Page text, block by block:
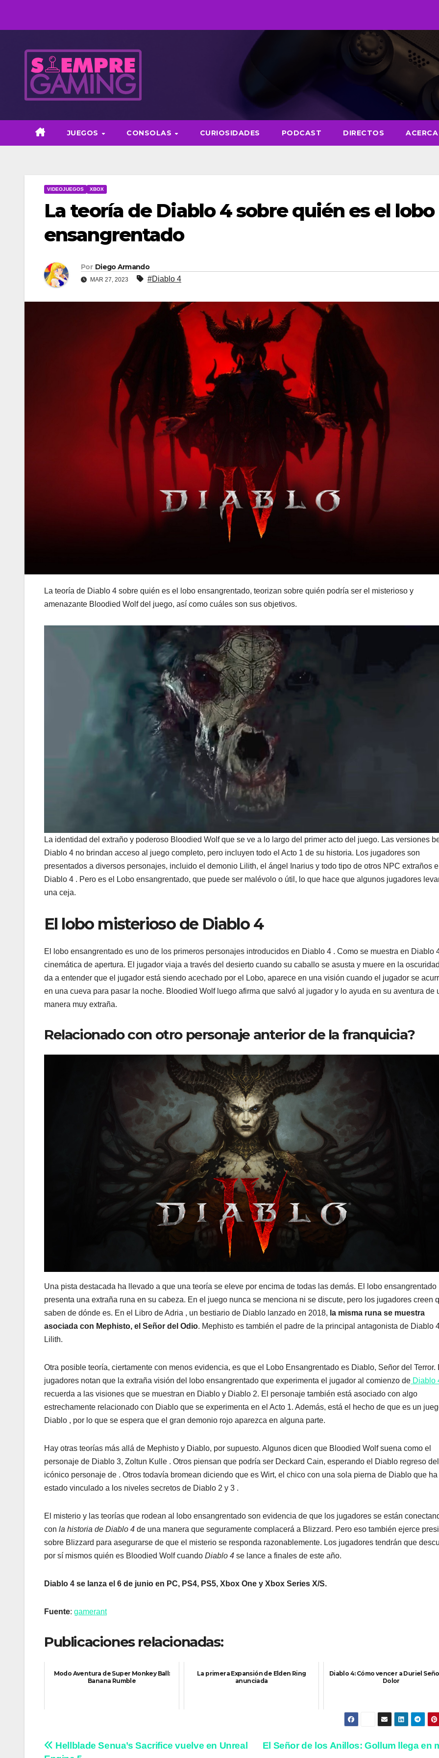
JUEGOS CONSOLAS CURIOSIDADES PODCAST DIRECTOS
VIDEOJUEGOS XBOX
La teoría de Diablo 4 sobre quién es el lobo
ensangrentado
Por Diego Armando
MAR 27, 2023 #Diablo 4
La teoría de Diablo 4 sobre quién es el lobo ensangrentado, teorizan sobre quién podría ser el misterioso y
amenazante Bloodied Wolf del juego, así como cuáles son sus objetivos.
La identidad del extraño y poderoso Bloodied Wolf que se ve a lo largo del primer acto del juego. Las versiones
Diablo 4 no brindan acceso al juego completo, pero incluyen todo el Acto 1 de su historia. Los jugadores son
presentados a diversos personajes, incluido el demonio Lilith, el ángel Inarius y todo tipo de otros NPC extraños
Diablo 4 . Pero es el Lobo ensangrentado, que puede ser malévolo o útil, lo que hace que algunos jugadores
una ceja.
El lobo misterioso de Diablo 4
El lobo ensangrentado es uno de los primeros personajes introducidos en Diablo 4 . Como se muestra en Diablo
cinemática de apertura. El jugador viaja a través del desierto cuando su caballo se asusta y muere en la
da a entender que el jugador está siendo acechado por el Lobo, aparece en una visión cuando el jugador se
en una cueva para pasar la noche. Bloodied Wolf luego afirma que salvó al jugador y lo ayuda en su aventura de
manera muy extraña.
Relacionado con otro personaje anterior de la franquicia?
Una pista destacada ha llevado a que una teoría se eleve por encima de todas las demás. El lobo ensangrentado
presenta una extraña runa en su cabeza. En el juego nunca se menciona ni se discute, pero los jugadores creen
saben de dónde es. En el Libro de Adria , un bestiario de Diablo lanzado en 2018, la misma runa se muestra
asociada con Mephisto, el Señor del Odio. Mephisto es también el padre de la principal antagonista de Diablo
Lilith.
Otra posible teoría, ciertamente con menos evidencia, es que el Lobo Ensangrentado es Diablo, Señor del Terror.
jugadores notan que la extraña visión del lobo ensangrentado que experimenta el jugador al comienzo de Diablo
recuerda a las visiones que se muestran en Diablo y Diablo 2. El personaje también está asociado con algo
estrechamente relacionado con Diablo que se experimenta en el Acto 1. Además, está el hecho de que es un
Diablo , por lo que se espera que el gran demonio rojo aparezca en alguna parte.
Hay otras teorías más allá de Mephisto y Diablo, por supuesto. Algunos dicen que Bloodied Wolf suena como el
personaje de Diablo 3, Zoltun Kulle . Otros piensan que podría ser Deckard Cain, esperando el Diablo regreso del
icónico personaje de . Otros todavía bromean diciendo que es Wirt, el chico con una sola pierna de Diablo que ha
estado vinculado a los niveles secretos de Diablo 2 y 3 .
El misterio y las teorías que rodean al lobo ensangrentado son evidencia de que los jugadores se están
con la historia de Diablo 4 de una manera que seguramente complacerá a Blizzard. Pero eso también ejerce
sobre Blizzard para asegurarse de que el misterio se responda razonablemente. Los jugadores tendrán que
por sí mismos quién es Bloodied Wolf cuando Diablo 4 se lance a finales de este año.
Diablo 4 se lanza el 6 de junio en PC, PS4, PS5, Xbox One y Xbox Series X/S.
Fuente: gamerant
Publicaciones relacionadas:
Modo Aventura de Super Monkey Ball:
Banana Rumble
La primera Expansión de Elden Ring
anunciada
Diablo 4: Cómo vencer a Duriel
Dolor
Navegación El Señor de los Anillos: Gollum llega en
Hellblade Senua’s Sacrifice vuelve en Unreal